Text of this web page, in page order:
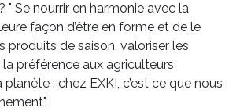
" Se nourrir en harmonie avec la
façon d’être en forme et de le
produits de saison, valoriser les
préférence aux agriculteurs
: chez EXKI, c’est ce que nous